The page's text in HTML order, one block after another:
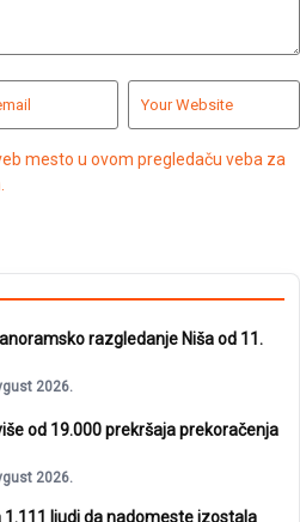
mesto u ovom pregledaču veba za
razgledanje Niša od 11.
2026.
od 19.000 prekršaja prekoračenja
2026.
1.111 ljudi da nadomeste izostala